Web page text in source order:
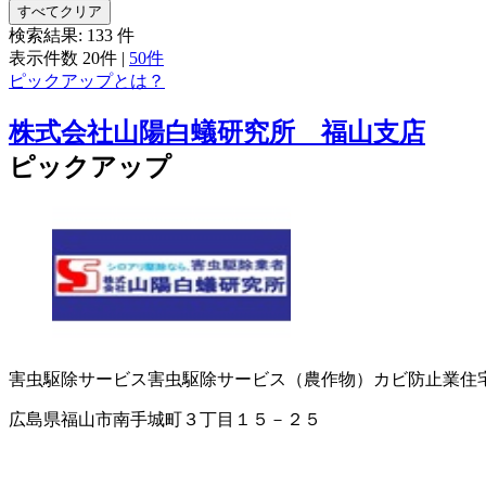
すべてクリア
検索結果: 133 件
表示件数 20件 | 50件
ピックアップとは？
株式会社山陽白蟻研究所 福山支店
ピックアップ
害虫駆除サービス害虫駆除サービス（農作物） カビ防止業住
広島県福山市南手城町３丁目１５－２５